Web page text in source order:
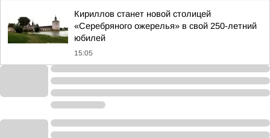
Кириллов станет новой столицей
«Серебряного ожерелья» в свой 250-летний
юбилей
15:05